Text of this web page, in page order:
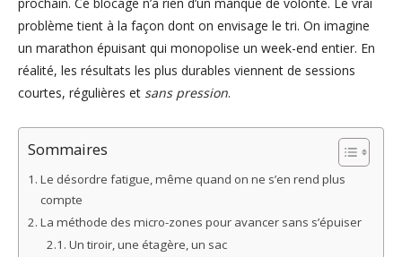
problème tient à la façon dont on envisage le tri. On imagine
un marathon épuisant qui monopolise un week-end entier. En
réalité, les résultats les plus durables viennent de sessions
courtes, régulières et sans pression.
Sommaires
Le désordre fatigue, même quand on ne s’en rend plus
compte
La méthode des micro-zones pour avancer sans s’épuiser
Un tiroir, une étagère, un sac